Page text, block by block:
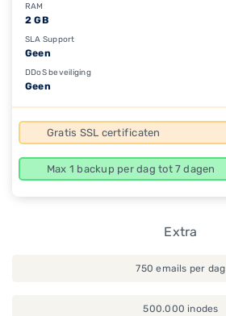
RAM
2 GB
SLA Support
Geen
DDoS beveiliging
Geen
Gratis SSL certificaten
Max 1 backup per dag tot 7 dagen
Extra
750 emails per dag
500.000 inodes